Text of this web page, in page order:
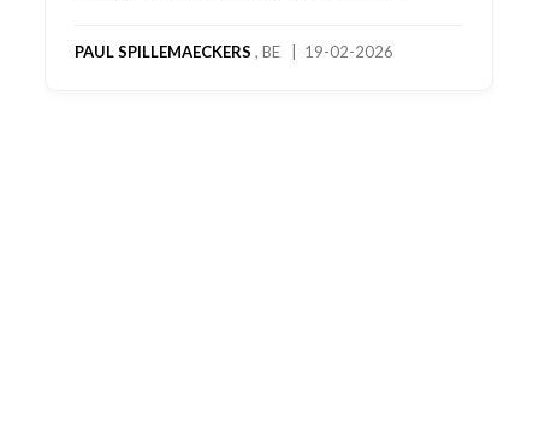
bestelling al ontvangen met gifts, waardoor je